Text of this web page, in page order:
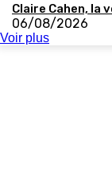
Claire Cahen, la
06/08/2026
Voir plus